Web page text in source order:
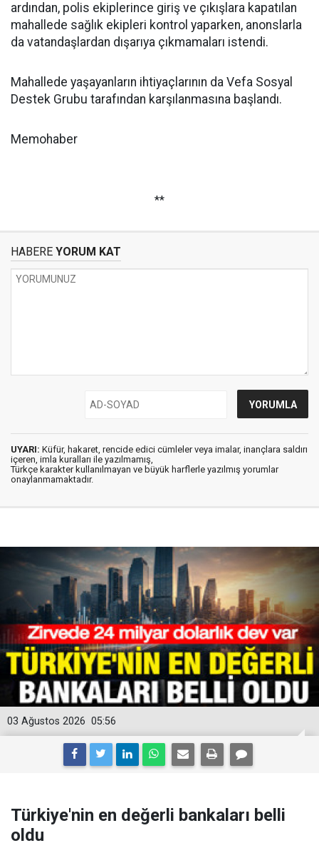
ardından, polis ekiplerince giriş ve çıkışlara kapatılan
mahallede sağlık ekipleri kontrol yaparken, anonslarla
da vatandaşlardan dışarıya çıkmamaları istendi.
Mahallede yaşayanların ihtiyaçlarının da Vefa Sosyal
Destek Grubu tarafından karşılanmasına başlandı.
Memohaber
**
HABERE YORUM KAT
UYARI: Küfür, hakaret, rencide edici cümleler veya imalar, inançlara saldırı
içeren, imla kuralları ile yazılmamış,
Türkçe karakter kullanılmayan ve büyük harflerle yazılmış yorumlar
onaylanmamaktadır.
05:56
03 Ağustos 2026
Türkiye'nin en değerli bankaları belli
oldu